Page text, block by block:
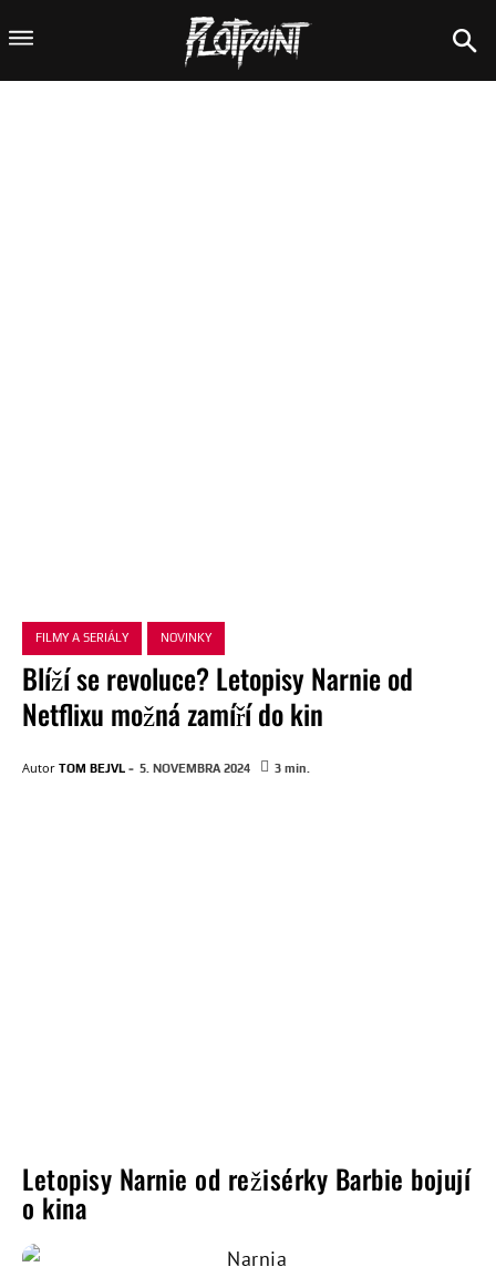
FILMY A SERIÁLY NOVINKY
Blíží se revoluce? Letopisy Narnie od
Netflixu možná zamíří do kin
Autor TOM BEJVL - 5. NOVEMBRA 2024 3 min.
Letopisy Narnie od režisérky Barbie bojují
o kina